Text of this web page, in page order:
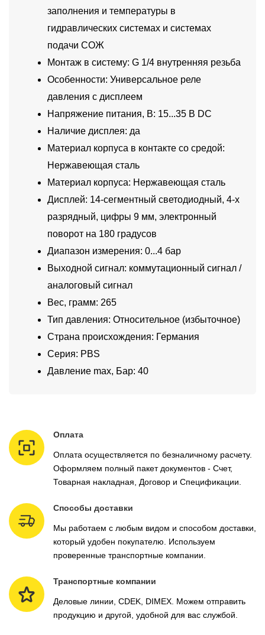
заполнения и температуры в
гидравлических системах и системах
подачи СОЖ
Монтаж в систему: G 1/4 внутренняя резьба
Особенности: Универсальное реле
давления с дисплеем
Напряжение питания, В: 15...35 В DC
Наличие дисплея: да
Материал корпуса в контакте со средой:
Нержавеющая сталь
Материал корпуса: Нержавеющая сталь
Дисплей: 14-сегментный светодиодный, 4-х
разрядный, цифры 9 мм, электронный
поворот на 180 градусов
Диапазон измерения: 0...4 бар
Выходной сигнал: коммутационный сигнал /
аналоговый сигнал
Вес, грамм: 265
Тип давления: Относительное (избыточное)
Страна происхождения: Германия
Серия: PBS
Давление max, Бар: 40
Оплата
Оплата осуществляется по безналичному расчету.
Оформляем полный пакет документов - Счет,
Товарная накладная, Договор и Спецификации.
Способы доставки
Мы работаем с любым видом и способом доставки,
который удобен покупателю. Используем
проверенные транспортные компании.
Транспортные компании
Деловые линии, CDEK, DIMEX. Можем отправить
продукцию и другой, удобной для вас службой.